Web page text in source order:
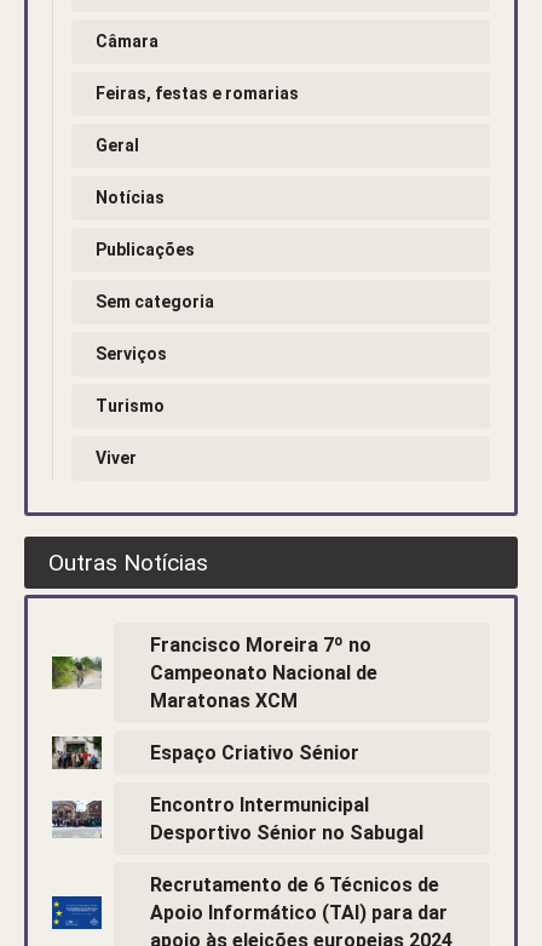
Câmara
Feiras, festas e romarias
Geral
Notícias
Publicações
Sem categoria
Serviços
Turismo
Viver
Outras Notícias
Francisco Moreira 7º no
Campeonato Nacional de
Maratonas XCM
Espaço Criativo Sénior
Encontro Intermunicipal
Desportivo Sénior no Sabugal
Recrutamento de 6 Técnicos de
Apoio Informático (TAI) para dar
apoio às eleições europeias 2024